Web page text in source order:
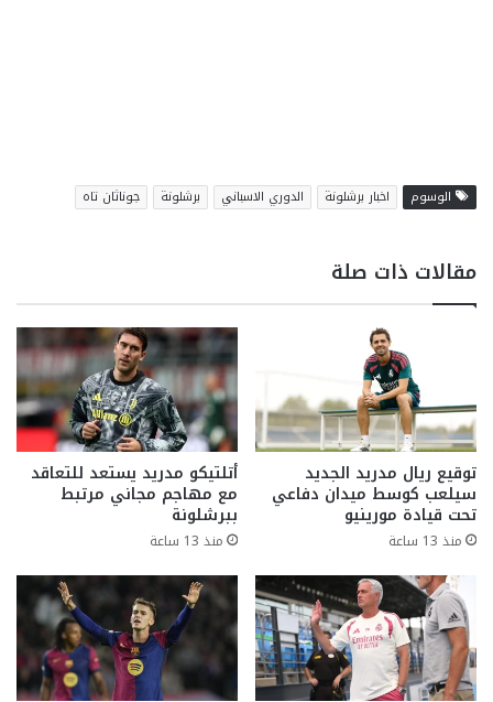
الوسوم اخبار برشلونة الدوري الاسباني برشلونة جوناثان تاه
مقالات ذات صلة
توقيع ريال مدريد الجديد
سيلعب كوسط ميدان دفاعي
تحت قيادة مورينيو
منذ 13 ساعة
أتلتيكو مدريد يستعد للتعاقد
مع مهاجم مجاني مرتبط
ببرشلونة
منذ 13 ساعة